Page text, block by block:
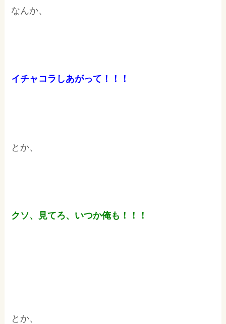
なんか、
イチャコラしあがって！！！
とか、
クソ、見てろ、いつか俺も！！！
とか、